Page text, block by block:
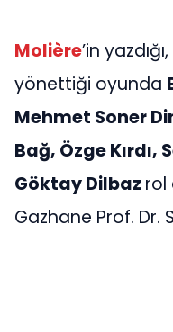
Molière’in yazdığı,
yönettiği oyunda
Mehmet Soner
Bağ, Özge
Göktay Dilbaz rol
Gazhane Prof. Dr.